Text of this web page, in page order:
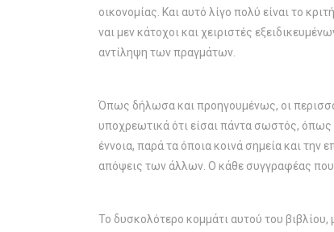
οικονομίας. Και αυτό λίγο πολύ είναι το
ναι μεν κάτοχοι και χειριστές
αντίληψη των πραγμάτων.
Όπως δήλωσα και προηγουμένως, οι
υποχρεωτικά ότι είσαι πάντα σωστός, όπως
έννοια, παρά τα όποια κοινά σημεία και την
απόψεις των άλλων. Ο κάθε συγγραφέας που
Το δυσκολότερο κομμάτι αυτού του